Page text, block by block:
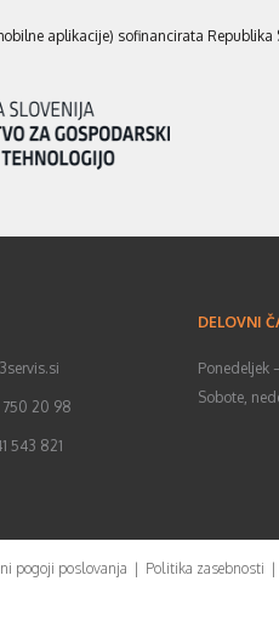
aplikacije) sofinancirata
750 20 98
543 821
DELOVNI
Ponedeljek
Sobote,
pogoji poslovanja | Politika zasebnosti |